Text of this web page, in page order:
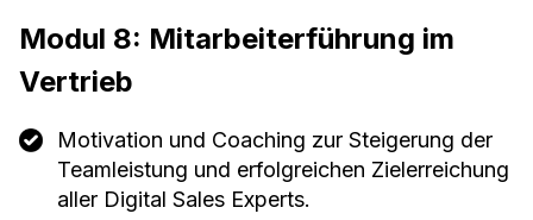
Modul 8: Mitarbeiterführung im
Vertrieb
Motivation und Coaching zur Steigerung der
Teamleistung und erfolgreichen Zielerreichung
aller Digital Sales Experts.